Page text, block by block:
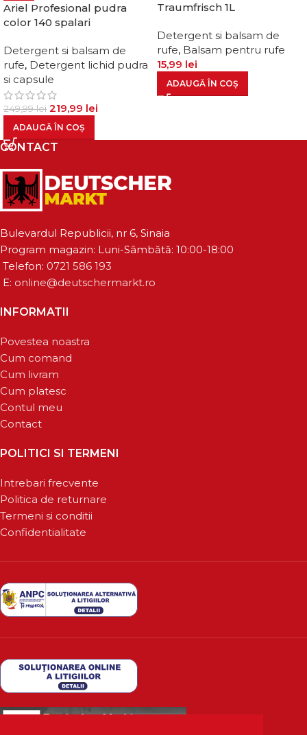
Ariel Profesional pudra
color 140 spalari
Detergent si balsam de
rufe, Detergent lichid pudra
si capsule
249,99lei 219,99 lei
ADAUGĂ ÎN COȘ
Traumfrisch 1L
Detergent si balsam de
rufe, Balsam pentru rufe
15,99 lei
ADAUGĂ ÎN COȘ
CONTACT
Bulevardul Republicii, nr 6, Sinaia
Program magazin: Luni-Sâmbătă: 10:00-18:00
Telefon: 0721 586 193
E: online@deutschermarkt.ro
INFORMATII
Povestea noastra
Cum comand
Cum livram
Cum platesc
Contul meu
Contact
POLITICI SI TERMENI
Intrebari frecvente
Politica de returnare
Termeni si conditii
Confidentialitate